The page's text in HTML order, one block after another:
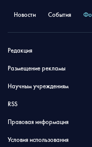
Новости События
Редакция
Размещение рекламы
Научным учреждениям
RSS
Правовая информация
Условия использования